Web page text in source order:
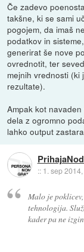
Če zadevo
takšne, ki se sami
pogojem, da imaš
podatkov in
generirat še nove
ovrednotit, ter
mejnih vrednosti (ki
rezultate).
Ampak kot
dela z ogromno
lahko output
:: 1. sep
Malo je
tehnologija.
kader pa ne